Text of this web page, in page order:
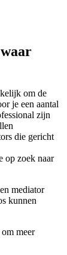
om de
je een aantal
zijn
die gericht
op zoek naar
mediator
kunnen
meer